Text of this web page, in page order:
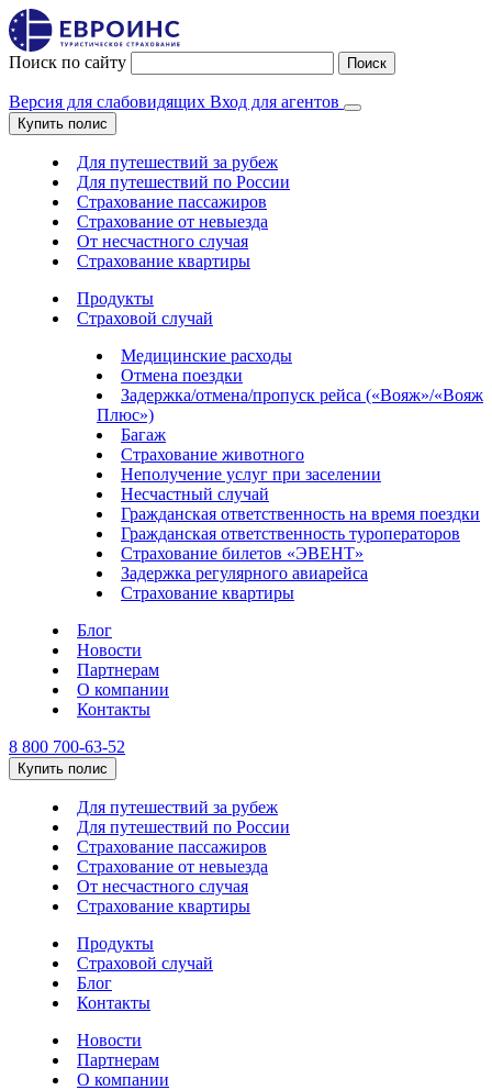
Поиск по сайту Поиск
Версия для слабовидящих Вход для агентов
Купить полис
Для путешествий за рубеж
Для путешествий по России
Страхование пассажиров
Страхование от невыезда
От несчастного случая
Страхование квартиры
Продукты
Страховой случай
Медицинские расходы
Отмена поездки
Задержка/отмена/пропуск рейса («Вояж»/«Вояж
Плюс»)
Багаж
Страхование животного
Неполучение услуг при заселении
Несчастный случай
Гражданская ответственность на время поездки
Гражданская ответственность туроператоров
Страхование билетов «ЭВЕНТ»
Задержка регулярного авиарейса
Страхование квартиры
Блог
Новости
Партнерам
О компании
Контакты
8 800 700-63-52
Купить полис
Для путешествий за рубеж
Для путешествий по России
Страхование пассажиров
Страхование от невыезда
От несчастного случая
Страхование квартиры
Продукты
Страховой случай
Блог
Контакты
Новости
Партнерам
О компании